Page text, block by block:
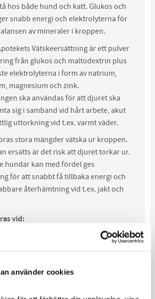
använder cookies
hos både hund och katt. Glukos och
snabb energi och elektrolyterna för
av mineraler i kroppen.
Vätskeersättning är ett pulver
från glukos och maltodextrin plus
elektrolyterna i form av natrium,
magnesium och zink.
ska användas för att djuret ska
sig i samband vid hårt arbete, akut
uttorkning vid t.ex. varmt väder.
stora mängder vätska ur kroppen.
ersätts är det risk att djuret torkar ur.
hundar kan med fördel ges
för att snabbt få tillbaka energi och
återhämtning vid t.ex. jakt och
vid:
tarm störningar (akut diarré) där
uppstår.